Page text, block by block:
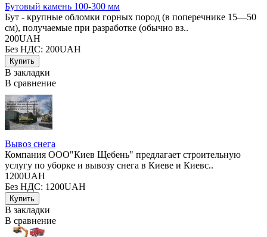
Бутовый камень 100-300 мм
Бут - крупные обломки горных пород (в поперечнике 15—50
см), получаемые при разработке (обычно вз..
200UAH
Без НДС: 200UAH
В закладки
В сравнение
Вывоз снега
Компания ООО"Киев Щебень" предлагает строительную
услугу по уборке и вывозу снега в Киеве и Киевс..
1200UAH
Без НДС: 1200UAH
В закладки
В сравнение